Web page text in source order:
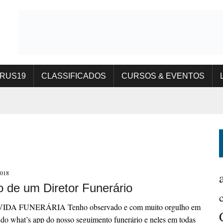
CLASSIFICADOS CURSOS & EVENTOS
de um Diretor Funerário
FUNERÁRIA Tenho observado e com muito orgulho em
what’s app do nosso seguimento funerário e neles em todas